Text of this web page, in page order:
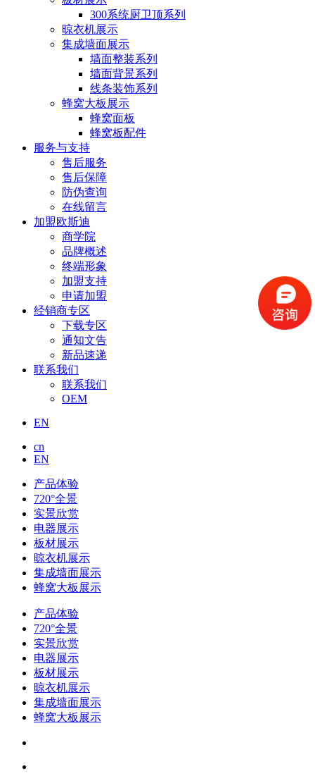
300系统厨卫顶系列
晾衣机展示
集成墙面展示
墙面整装系列
墙面背景系列
线条装饰系列
蜂窝大板展示
蜂窝面板
蜂窝板配件
服务与支持
售后服务
售后保障
防伪查询
在线留言
加盟欧斯迪
商学院
品牌概述
终端形象
加盟支持
申请加盟
经销商专区
下载专区
通知文告
新品速递
联系我们
联系我们
OEM
EN
cn
EN
产品体验
720°全景
实景欣赏
电器展示
板材展示
晾衣机展示
集成墙面展示
蜂窝大板展示
产品体验
720°全景
实景欣赏
电器展示
板材展示
晾衣机展示
集成墙面展示
蜂窝大板展示